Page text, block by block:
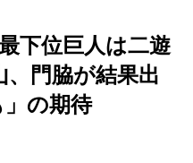
下位巨人は二遊
、門脇が結果出
の期待